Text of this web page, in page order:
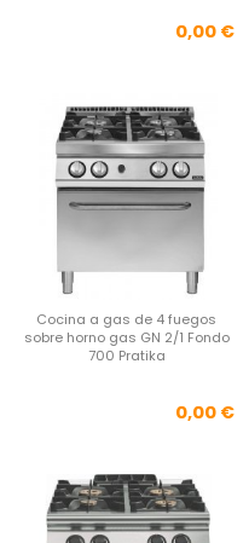
0,00 €
Cocina a gas de 4 fuegos
sobre horno gas GN 2/1 Fondo
700 Pratika
0,00 €